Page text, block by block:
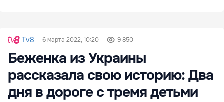
Tv8 6 марта 2022, 10:20 9 850
Беженка из Украины
рассказала свою историю: Два
дня в дороге с тремя детьми